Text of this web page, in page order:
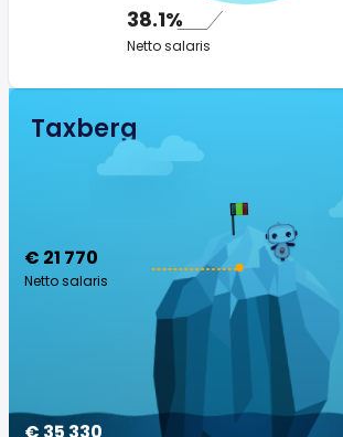
38.1%
Netto salaris
Taxberg
€ 21 770
Netto salaris